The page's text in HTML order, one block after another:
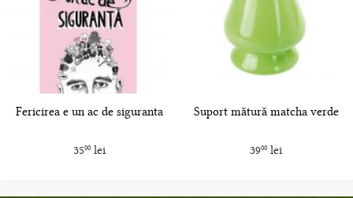
Fericirea e un ac de siguranta
3500lei
Suport mătură matcha verde
3900lei